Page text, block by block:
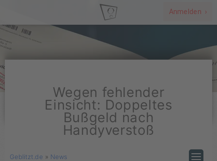
Anmelden ›
Wegen fehlender
Einsicht: Doppeltes
Bußgeld nach
Handyverstoß
Geblitzt.de » News